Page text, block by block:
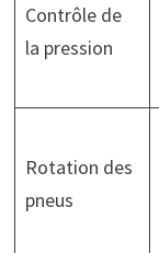
Contrôle de
la pression
Rotation des
pneus